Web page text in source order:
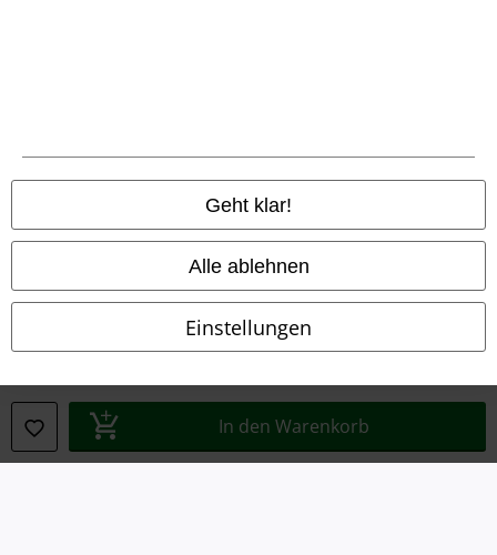
Geht klar!
Alle ablehnen
Einstellungen
In den Warenkorb
AGB
Impressum
Entsorgung und Umweltschutz
Konformitätserklärung
Information zur Barrierefreiheit